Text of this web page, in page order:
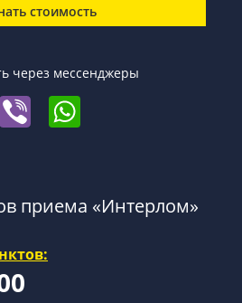
стоимость
через мессенджеры
приема «Интерлом»